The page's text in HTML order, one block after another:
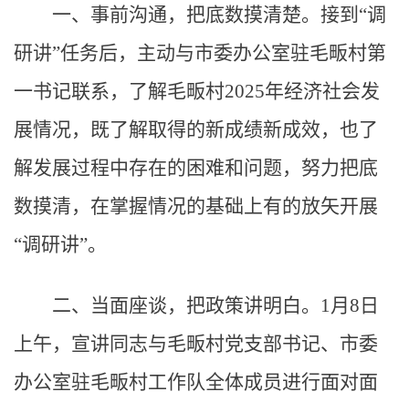
一、事前沟通，把底数摸清楚。接到“调
研讲”任务后，主动与市委办公室驻毛畈村第
一书记联系，了解毛畈村2025年经济社会发
展情况，既了解取得的新成绩新成效，也了
解发展过程中存在的困难和问题，努力把底
数摸清，在掌握情况的基础上有的放矢开展
“调研讲”。
二、当面座谈，把政策讲明白。1月8日
上午，宣讲同志与毛畈村党支部书记、市委
办公室驻毛畈村工作队全体成员进行面对面